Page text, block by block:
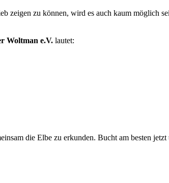
zeigen zu können, wird es auch kaum möglich
Woltman e.V. lautet:
die Elbe zu erkunden. Bucht am besten